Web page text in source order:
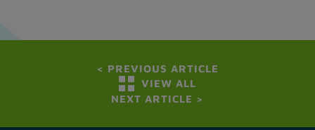
< PREVIOUS ARTICLE
VIEW ALL
NEXT ARTICLE >